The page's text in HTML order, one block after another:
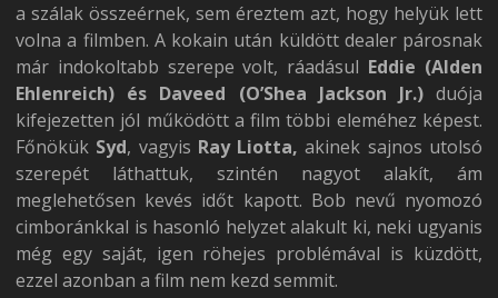
a szálak összeérnek, sem éreztem azt, hogy helyük lett
volna a filmben. A kokain után küldött dealer párosnak
már indokoltabb szerepe volt, ráadásul Eddie (Alden
Ehlenreich) és Daveed (O’Shea Jackson Jr.)duója
kifejezetten jól működött a film többi eleméhez képest.
Főnökük Syd, vagyis Ray Liotta,akinek sajnos utolsó
szerepét láthattuk, szintén nagyot alakít, ám
meglehetősen kevés időt kapott. Bob nevű nyomozó
cimboránkkal is hasonló helyzet alakult ki, neki ugyanis
még egy saját, igen röhejes problémával is küzdött,
ezzel azonban a film nem kezd semmit.